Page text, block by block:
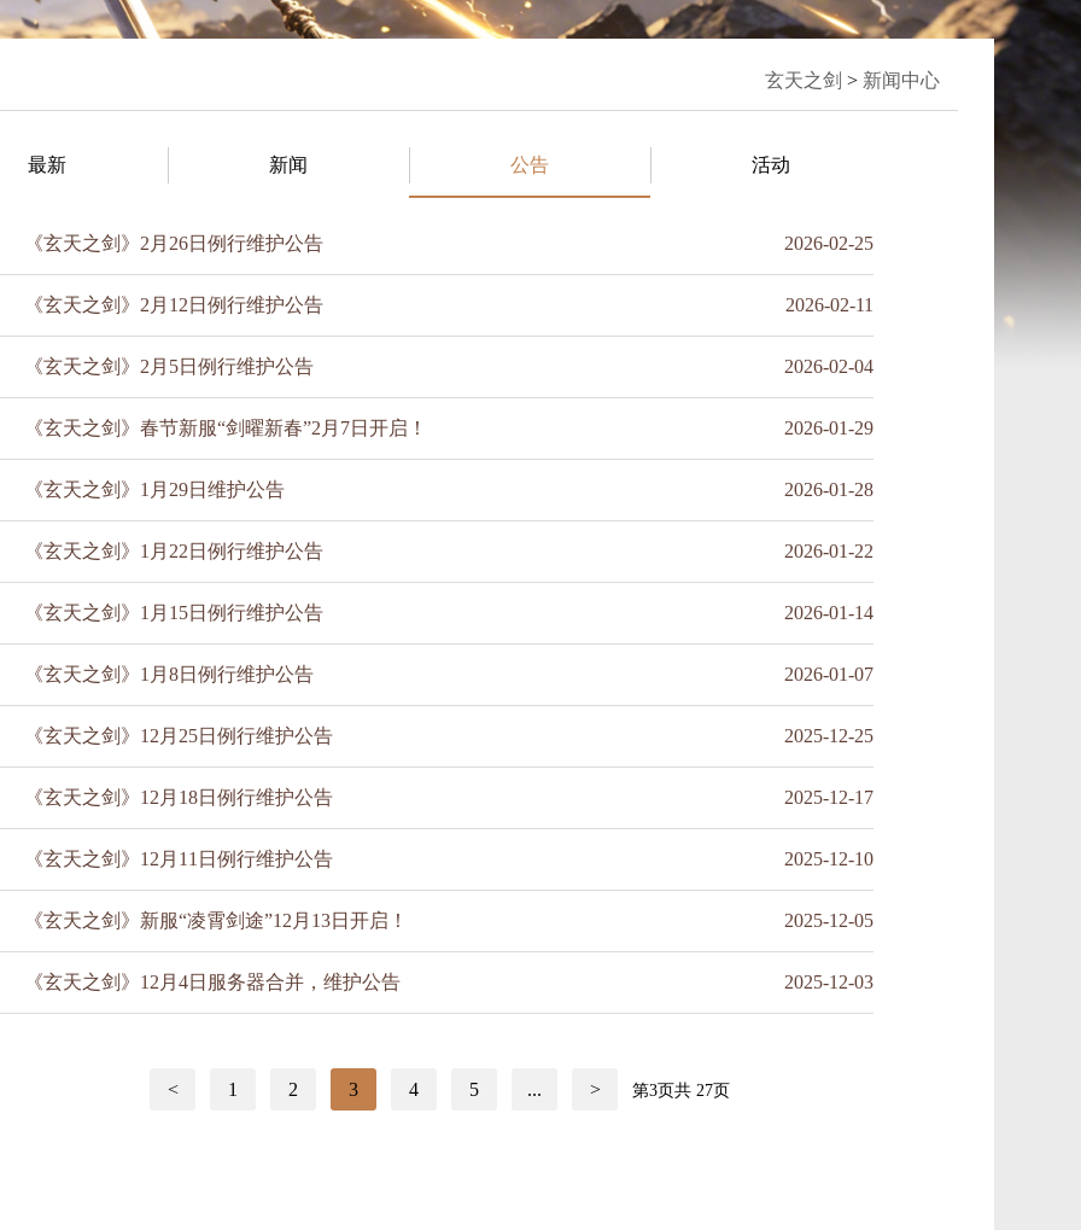
玄天之剑 > 新闻中心
最新 新闻 公告 活动
2026-02-25
《玄天之剑》2月26日例行维护公告
2026-02-11
《玄天之剑》2月12日例行维护公告
2026-02-04
《玄天之剑》2月5日例行维护公告
2026-01-29
《玄天之剑》春节新服“剑曜新春”2月7日开启！
2026-01-28
《玄天之剑》1月29日维护公告
2026-01-22
《玄天之剑》1月22日例行维护公告
2026-01-14
《玄天之剑》1月15日例行维护公告
2026-01-07
《玄天之剑》1月8日例行维护公告
2025-12-25
《玄天之剑》12月25日例行维护公告
2025-12-17
《玄天之剑》12月18日例行维护公告
2025-12-10
《玄天之剑》12月11日例行维护公告
2025-12-05
《玄天之剑》新服“凌霄剑途”12月13日开启！
2025-12-03
《玄天之剑》12月4日服务器合并，维护公告
< 1 2 3 4 5 ... > 第3页共 27页